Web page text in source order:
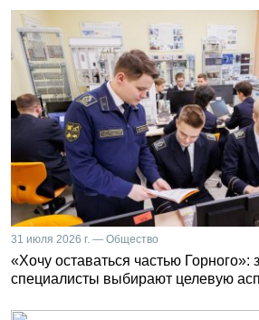
31 июля 2026 г. — Общество
«Хочу оставаться частью
специалисты выбирают целевую